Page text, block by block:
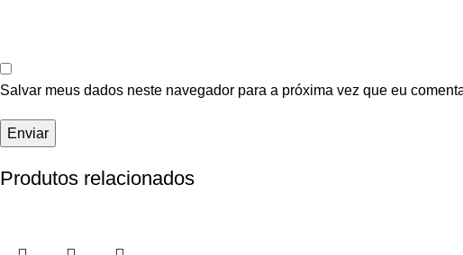
Salvar meus dados neste navegador para a próxima vez que eu
Produtos relacionados